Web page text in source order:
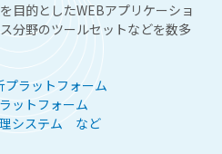
目的としたWEBアプリケーショ
分野のツールセットなどを数多
プラットフォーム
ットフォーム
システム など